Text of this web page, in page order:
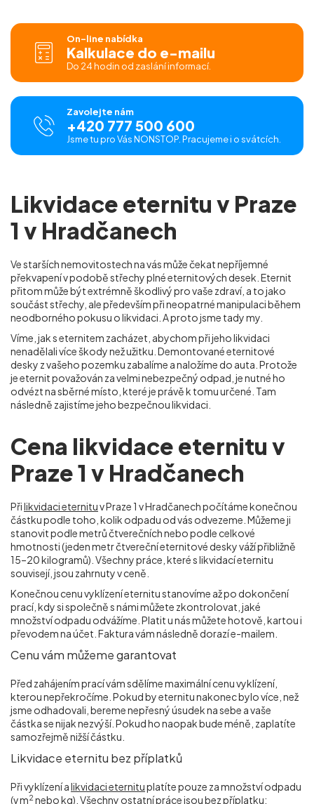
On-line nabídka
Kalkulace do e-mailu
Do 24 hodin od zaslání informací.
Zavolejte nám
+420 777 500 600
Jsme tu pro Vás NONSTOP. Pracujeme i o svátcích.
Likvidace eternitu v Praze
1 v Hradčanech
Ve starších nemovitostech na vás může čekat nepříjemné
překvapení v podobě střechy plné eternitových desek. Eternit
přitom může být extrémně škodlivý pro vaše zdraví, a to jako
součást střechy, ale především při neopatrné manipulaci během
neodborného pokusu o likvidaci. A proto jsme tady my.
Víme, jak s eternitem zacházet, abychom při jeho likvidaci
nenadělali více škody než užitku. Demontované eternitové
desky z vašeho pozemku zabalíme a naložíme do auta. Protože
je eternit považován za velmi nebezpečný odpad, je nutné ho
odvézt na sběrné místo, které je právě k tomu určené. Tam
následně zajistíme jeho bezpečnou likvidaci.
Cena likvidace eternitu v
Praze 1 v Hradčanech
Přilikvidaci eternituv Praze 1 v Hradčanech počítáme konečnou
částku podle toho, kolik odpadu od vás odvezeme. Můžeme ji
stanovit podle metrů čtverečních nebo podle celkové
hmotnosti (jeden metr čtvereční eternitové desky váží přibližně
15–20 kilogramů). Všechny práce, které s likvidací eternitu
souvisejí, jsou zahrnuty v ceně.
Konečnou cenu vyklízení eternitu stanovíme až po dokončení
prací, kdy si společně s námi můžete zkontrolovat, jaké
množství odpadu odvážíme. Platit u nás můžete hotově, kartou i
převodem na účet. Faktura vám následně dorazí e-mailem.
Cenu vám můžeme garantovat
Před zahájením prací vám sdělíme maximální cenu vyklízení,
kterou nepřekročíme. Pokud by eternitu nakonec bylo více, než
jsme odhadovali, bereme nepřesný úsudek na sebe a vaše
částka se nijak nezvýší. Pokud ho naopak bude méně, zaplatíte
samozřejmě nižší částku.
Likvidace eternitu bez příplatků
Při vyklízení alikvidaci eternituplatíte pouze za množství odpadu
(v m2 nebo kg). Všechny ostatní práce jsou bez příplatku: